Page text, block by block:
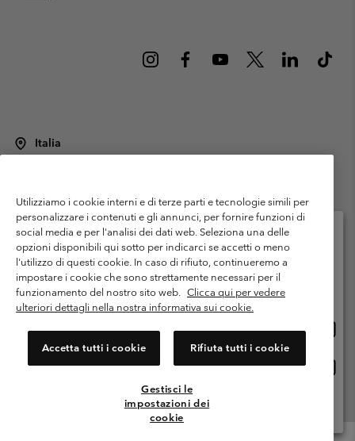
Italia
Termini di utilizzo
Condizioni Generali di Venditaa
Garanzia
Politica sulla privacy
Termini e condizioni del programma di membership
Condizioni di utilizzo dei contenuti generati dagli utenti
Impressum
Cookies
Public CBCR
Servizio clienti: Lun. - ven. 9:00 - 13:00 & 14:00- 18:00
(+)390694804176
Utilizziamo i cookie interni e di terze parti e tecnologie simili per
personalizzare i contenuti e gli annunci, per fornire funzioni di
social media e per l'analisi dei dati web. Seleziona una delle
opzioni disponibili qui sotto per indicarci se accetti o meno
l'utilizzo di questi cookie. In caso di rifiuto, continueremo a
impostare i cookie che sono strettamente necessari per il
funzionamento del nostro sito web. Clicca qui per vedere
ulteriori dettagli nella nostra informativa sui cookie.
Accetta tutti i cookie Rifiuta tutti i cookie
Gestisci le
impostazioni dei
cookie
Seleziona il paese di spedizione e la lingua
Shopping online disponibile
online
Italia
online
Visualizza Tutti I Paesi